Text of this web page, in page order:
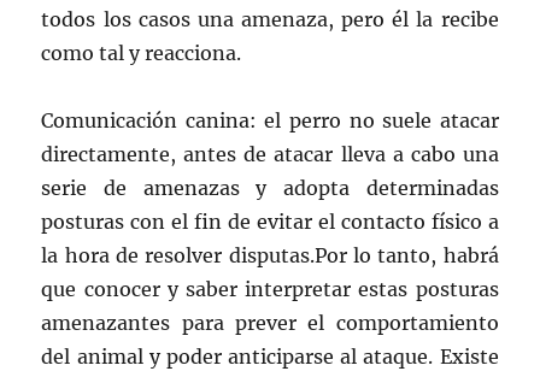
todos los casos una amenaza, pero él la recibe
como tal y reacciona.
Comunicación canina: el perro no suele atacar
directamente, antes de atacar lleva a cabo una
serie de amenazas y adopta determinadas
posturas con el fin de evitar el contacto físico a
la hora de resolver disputas.Por lo tanto, habrá
que conocer y saber interpretar estas posturas
amenazantes para prever el comportamiento
del animal y poder anticiparse al ataque. Existe